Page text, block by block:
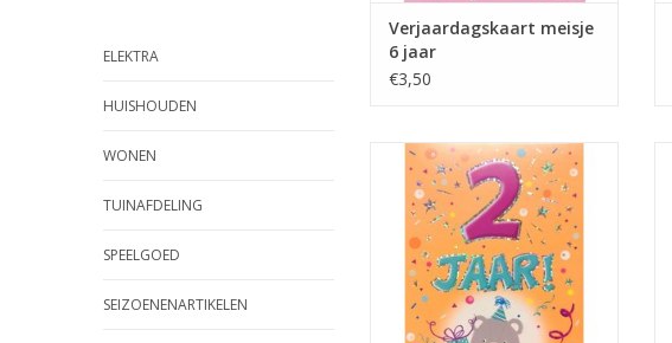
ELEKTRA
HUISHOUDEN
WONEN
TUINAFDELING
SPEELGOED
SEIZOENENARTIKELEN
Verjaardagskaart meisje
6 jaar
€3,50
Verjaardagskaart 2 jaar met tekst
17 x 11,5cm)
TOEVOEGEN AAN WINKELWAGEN